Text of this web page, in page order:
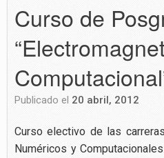
Curso de
Publicado el 20 abril, 2012
Curso electivo de las
Numéricos y